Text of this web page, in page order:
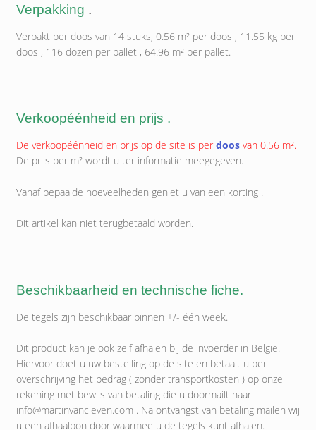
Verpakking .
Verpakt per doos van 14 stuks, 0.56 m² per doos , 11.55 kg per
doos , 116 dozen per pallet , 64.96 m² per pallet.
Verkoopéénheid en prijs .
De verkoopéénheid en prijs op de site is per doosvan 0.56 m².
De prijs per m² wordt u ter informatie meegegeven.
Vanaf bepaalde hoeveelheden geniet u van een korting .
Dit artikel kan niet terugbetaald worden.
Beschikbaarheid en technische fiche.
De tegels zijn beschikbaar binnen +/- één week.
Dit product kan je ook zelf afhalen bij de invoerder in Belgie.
Hiervoor doet u uw bestelling op de site en betaalt u per
overschrijving het bedrag ( zonder transportkosten ) op onze
rekening met bewijs van betaling die u doormailt naar
info@martinvancleven.com . Na ontvangst van betaling mailen wij
u een afhaalbon door waarmee u de tegels kunt afhalen.